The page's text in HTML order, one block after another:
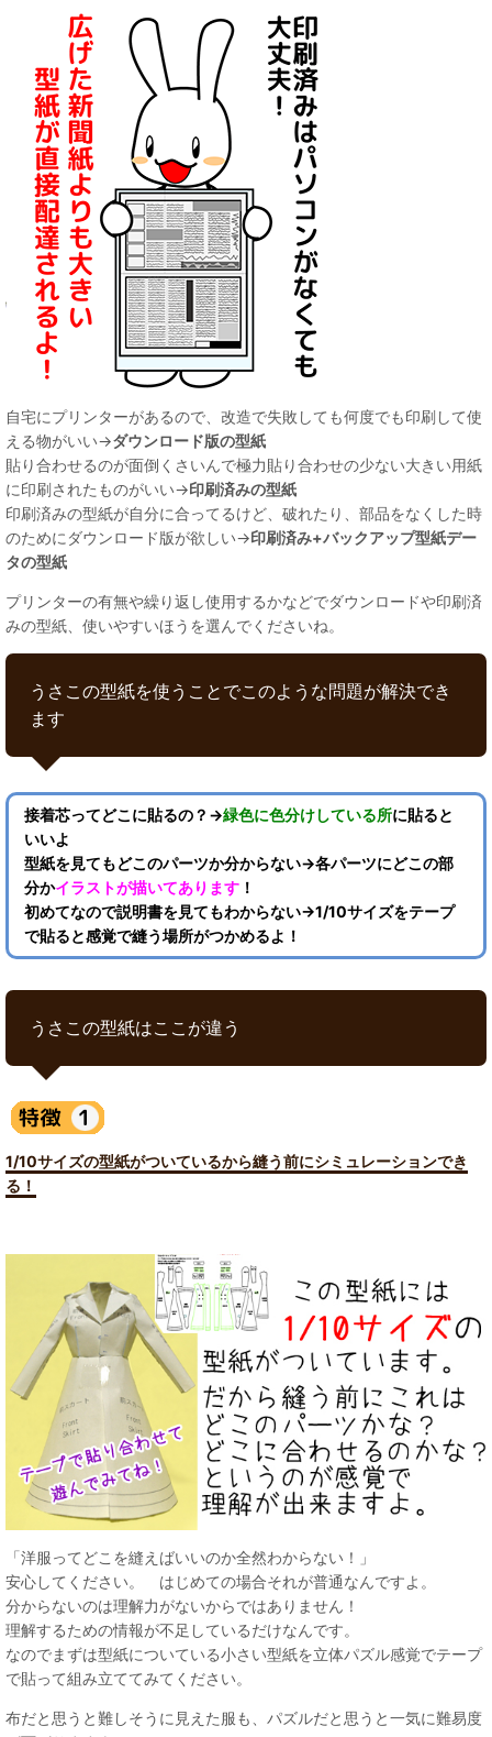
自宅にプリンターがあるので、改造で失敗しても何度でも印刷して使
える物がいい→ダウンロード版の型紙
貼り合わせるのが面倒くさいんで極力貼り合わせの少ない大きい用紙
に印刷されたものがいい→印刷済みの型紙
印刷済みの型紙が自分に合ってるけど、破れたり、部品をなくした時
のためにダウンロード版が欲しい→印刷済み+バックアップ型紙デー
タの型紙
プリンターの有無や繰り返し使用するかなどでダウンロードや印刷済
みの型紙、使いやすいほうを選んでくださいね。
うさこの型紙を使うことでこのような問題が解決でき
ます
接着芯ってどこに貼るの？→緑色に色分けしている所に貼ると
いいよ
型紙を見てもどこのパーツか分からない→各パーツにどこの部
分かイラストが描いてあります ！
初めてなので説明書を見てもわからない→1/10サイズをテープ
で貼ると感覚で縫う場所がつかめるよ！
うさこの型紙はここが違う
1/10サイズの型紙がついているから縫う前にシミュレーションでき
る！
「洋服ってどこを縫えばいいのか全然わからない！」
安心してください。 はじめての場合それが普通なんですよ。
分からないのは理解力がないからではありません！
理解するための情報が不足しているだけなんです。
なのでまずは型紙についている小さい型紙を立体パズル感覚でテープ
で貼って組み立ててみてください。
布だと思うと難しそうに見えた服も、パズルだと思うと一気に難易度